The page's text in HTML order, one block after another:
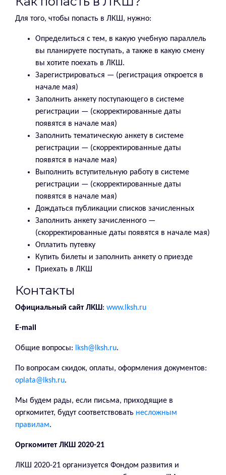
Для того, чтобы попасть в ЛКШ, нужно:
Определиться с тем, в какую учебную параллель
вы планируете поступать, а также в какую смену
вы хотите поехать в ЛКШ.
Зарегистрироваться — (регистрация откроется в
начале мая)
Заполнить анкету поступающего в системе
регистрации — (скорректированные даты
появятся в начале мая)
Заполнить тематическую анкету в системе
регистрации — (скорректированные даты
появятся в начале мая)
Выполнить вступительную работу в системе
регистрации — (скорректированные даты
появятся в начале мая)
Дождаться публикации списков зачисленных
Заполнить анкету зачисленного —
(скорректированные даты появятся в начале мая)
Оплатить путевку
Купить билеты и заполнить анкету о приезде
Приехать в ЛКШ
Контакты
Официальный сайт ЛКШ: www.lksh.ru
E-mail
Общие вопросы: lksh@lksh.ru.
По вопросам скидок, оплаты, оформления документов:
oplata@lksh.ru.
Мы будем рады, если письма, приходящие в
оргкомитет, будут соответствовать несложным
правилам.
Оргкомитет ЛКШ 2020-21
ЛКШ 2020-21 организуется Фондом развития и